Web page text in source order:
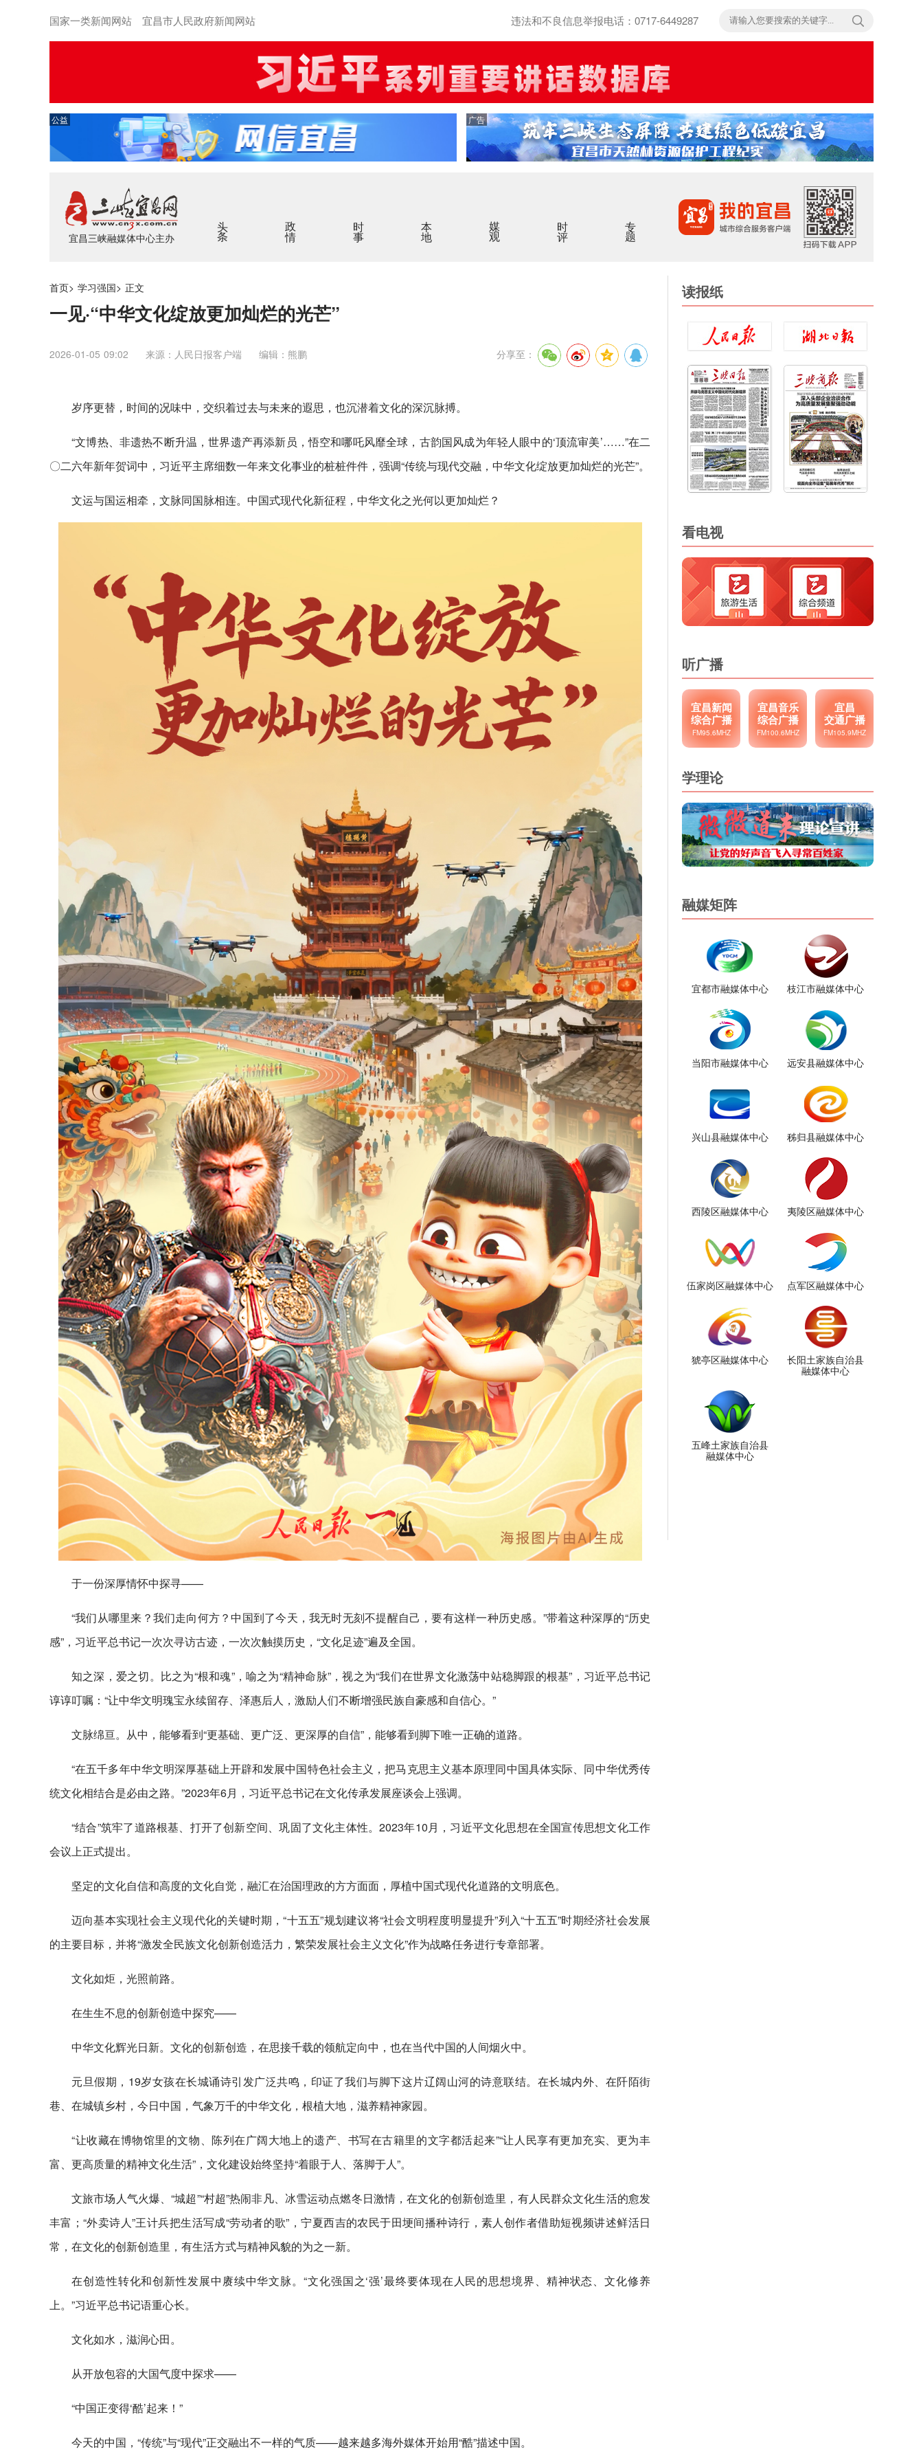
国家一类新闻网站 宜昌市人民政府新闻网站 违法和不良信息举报电话：0717-6449287
公益 广告
宜昌三峡融媒体中心主办
头条 政情 时事 本地 媒观 时评 专题
首页> 学习强国> 正文
一见·“中华文化绽放更加灿烂的光芒”
2026-01-05 09:02 来源：人民日报客户端 编辑：熊鹏 分享至：
岁序更替，时间的况味中，交织着过去与未来的遐思，也沉潜着文化的深沉脉搏。
“文博热、非遗热不断升温，世界遗产再添新员，悟空和哪吒风靡全球，古韵国风成为年轻人眼中的‘顶流审美’……”在二
〇二六年新年贺词中，习近平主席细数一年来文化事业的桩桩件件，强调“传统与现代交融，中华文化绽放更加灿烂的光芒”。
文运与国运相牵，文脉同国脉相连。中国式现代化新征程，中华文化之光何以更加灿烂？
于一份深厚情怀中探寻——
“我们从哪里来？我们走向何方？中国到了今天，我无时无刻不提醒自己，要有这样一种历史感。”带着这种深厚的“历史
感”，习近平总书记一次次寻访古迹，一次次触摸历史，“文化足迹”遍及全国。
知之深，爱之切。比之为“根和魂”，喻之为“精神命脉”，视之为“我们在世界文化激荡中站稳脚跟的根基”，习近平总书记
谆谆叮嘱：“让中华文明瑰宝永续留存、泽惠后人，激励人们不断增强民族自豪感和自信心。”
文脉绵亘。从中，能够看到“更基础、更广泛、更深厚的自信”，能够看到脚下唯一正确的道路。
“在五千多年中华文明深厚基础上开辟和发展中国特色社会主义，把马克思主义基本原理同中国具体实际、同中华优秀传
统文化相结合是必由之路。”2023年6月，习近平总书记在文化传承发展座谈会上强调。
“结合”筑牢了道路根基、打开了创新空间、巩固了文化主体性。2023年10月，习近平文化思想在全国宣传思想文化工作
会议上正式提出。
坚定的文化自信和高度的文化自觉，融汇在治国理政的方方面面，厚植中国式现代化道路的文明底色。
迈向基本实现社会主义现代化的关键时期，“十五五”规划建议将“社会文明程度明显提升”列入“十五五”时期经济社会发展
的主要目标，并将“激发全民族文化创新创造活力，繁荣发展社会主义文化”作为战略任务进行专章部署。
文化如炬，光照前路。
在生生不息的创新创造中探究——
中华文化辉光日新。文化的创新创造，在思接千载的领航定向中，也在当代中国的人间烟火中。
元旦假期，19岁女孩在长城诵诗引发广泛共鸣，印证了我们与脚下这片辽阔山河的诗意联结。在长城内外、在阡陌街
巷、在城镇乡村，今日中国，气象万千的中华文化，根植大地，滋养精神家园。
“让收藏在博物馆里的文物、陈列在广阔大地上的遗产、书写在古籍里的文字都活起来”“让人民享有更加充实、更为丰
富、更高质量的精神文化生活”，文化建设始终坚持“着眼于人、落脚于人”。
文旅市场人气火爆、“城超”“村超”热闹非凡、冰雪运动点燃冬日激情，在文化的创新创造里，有人民群众文化生活的愈发
丰富；“外卖诗人”王计兵把生活写成“劳动者的歌”，宁夏西吉的农民于田埂间播种诗行，素人创作者借助短视频讲述鲜活日
常，在文化的创新创造里，有生活方式与精神风貌的为之一新。
在创造性转化和创新性发展中赓续中华文脉。“文化强国之‘强’最终要体现在人民的思想境界、精神状态、文化修养
上。”习近平总书记语重心长。
文化如水，滋润心田。
从开放包容的大国气度中探求——
“中国正变得‘酷’起来！”
今天的中国，“传统”与“现代”正交融出不一样的气质——越来越多海外媒体开始用“酷”描述中国。
读报纸
看电视
听广播
宜昌新闻
综合广播
FM95.6MHZ
宜昌音乐
综合广播
FM100.6MHZ
宜昌
交通广播
FM105.9MHZ
学理论
融媒矩阵
宜都市融媒体中心 枝江市融媒体中心
当阳市融媒体中心 远安县融媒体中心
兴山县融媒体中心 秭归县融媒体中心
西陵区融媒体中心 夷陵区融媒体中心
伍家岗区融媒体中心 点军区融媒体中心
猇亭区融媒体中心
长阳土家族自治县
融媒体中心
五峰土家族自治县
融媒体中心